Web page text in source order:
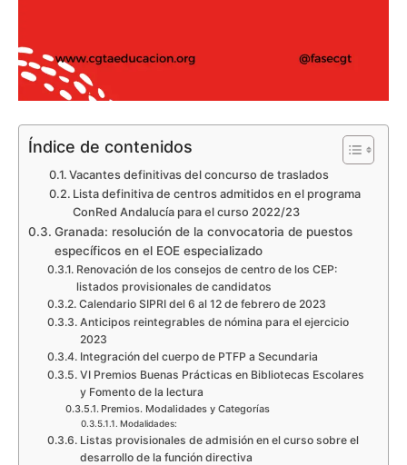
Índice de contenidos
Vacantes definitivas del concurso de traslados
Lista definitiva de centros admitidos en el programa
ConRed Andalucía para el curso 2022/23
Granada: resolución de la convocatoria de puestos
específicos en el EOE especializado
Renovación de los consejos de centro de los CEP:
listados provisionales de candidatos
Calendario SIPRI del 6 al 12 de febrero de 2023
Anticipos reintegrables de nómina para el ejercicio
2023
Integración del cuerpo de PTFP a Secundaria
VI Premios Buenas Prácticas en Bibliotecas Escolares
y Fomento de la lectura
Premios. Modalidades y Categorías
Modalidades:
Listas provisionales de admisión en el curso sobre el
desarrollo de la función directiva